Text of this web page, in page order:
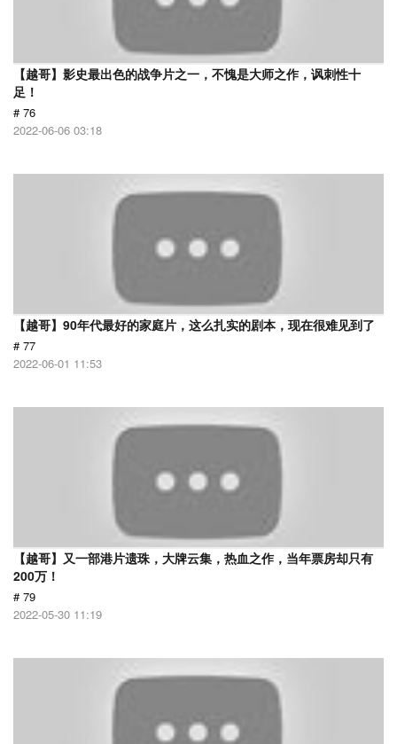
【越哥】影史最出色的战争片之一，不愧是大师之作，讽刺性十
足！
# 76
2022-06-06 03:18
【越哥】90年代最好的家庭片，这么扎实的剧本，现在很难见到了
# 77
2022-06-01 11:53
【越哥】又一部港片遗珠，大牌云集，热血之作，当年票房却只有
200万！
# 79
2022-05-30 11:19